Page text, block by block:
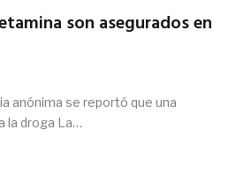
son asegurados en
anónima se reportó que una
la droga La…